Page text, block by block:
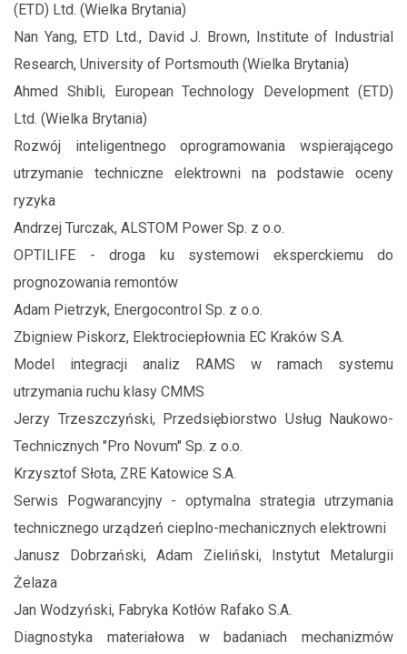
(ETD) Ltd. (Wielka Brytania)
Nan Yang, ETD Ltd., David J. Brown, Institute of Industrial
Research, University of Portsmouth (Wielka Brytania)
Ahmed Shibli, European Technology Development (ETD)
Ltd. (Wielka Brytania)
Rozwój inteligentnego oprogramowania wspierającego
utrzymanie techniczne elektrowni na podstawie oceny
ryzyka
Andrzej Turczak, ALSTOM Power Sp. z o.o.
OPTILIFE - droga ku systemowi eksperckiemu do
prognozowania remontów
Adam Pietrzyk, Energocontrol Sp. z o.o.
Zbigniew Piskorz, Elektrociepłownia EC Kraków S.A.
Model integracji analiz RAMS w ramach systemu
utrzymania ruchu klasy CMMS
Jerzy Trzeszczyński, Przedsiębiorstwo Usług Naukowo-
Technicznych "Pro Novum" Sp. z o.o.
Krzysztof Słota, ZRE Katowice S.A.
Serwis Pogwarancyjny - optymalna strategia utrzymania
technicznego urządzeń cieplno-mechanicznych elektrowni
Janusz Dobrzański, Adam Zieliński, Instytut Metalurgii
Żelaza
Jan Wodzyński, Fabryka Kotłów Rafako S.A.
Diagnostyka materiałowa w badaniach mechanizmów